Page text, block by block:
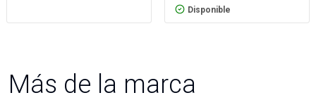
Disponible
Más de la marca